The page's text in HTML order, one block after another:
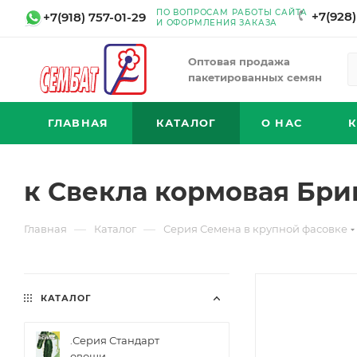
+7(918) 757-01-29
ПО ВОПРОСАМ РАБОТЫ САЙТА
И ОФОРМЛЕНИЯ ЗАКАЗА
Оптовая продажа
пакетированных семян
ГЛАВНАЯ КАТАЛОГ О НАС
к Свекла кормовая
Главная — Каталог — Серия Семена в крупной фасовке
КАТАЛОГ
.Серия Стандарт